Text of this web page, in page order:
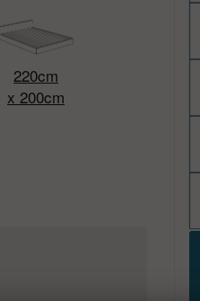
220cm
x 200cm